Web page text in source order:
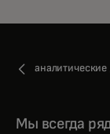
Мы всегда